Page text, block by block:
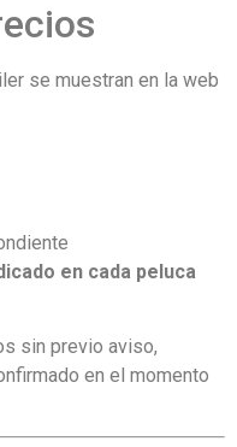
se muestran en la web
en cada peluca
sin previo aviso,
en el momento